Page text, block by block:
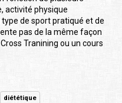
activité physique
de sport pratiqué et de
pas de la même façon
Tranining ou un cours
diététique